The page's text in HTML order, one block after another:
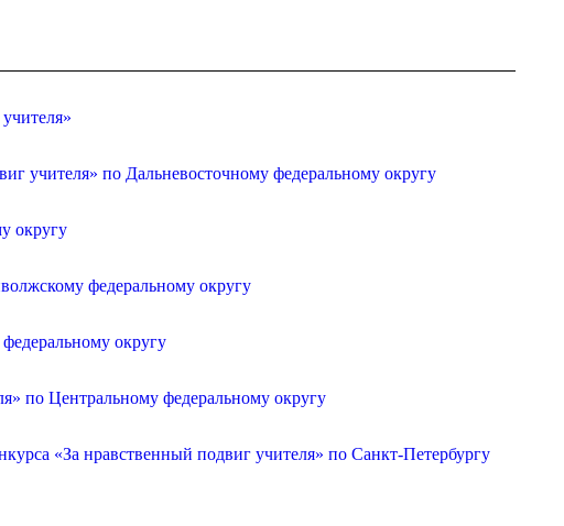
учителя» по Дальневосточному федеральному округу
округу
федеральному округу
округу
по Центральному федеральному округу
«За нравственный подвиг учителя» по Санкт-Петербургу